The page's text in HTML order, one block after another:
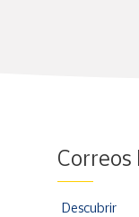
Descubrir